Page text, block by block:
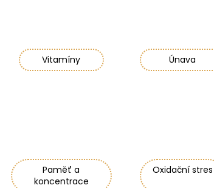
Vitamíny Únava
Paměť a
koncentrace
Oxidační stres